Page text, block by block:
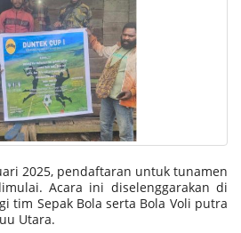
2025, pendaftaran untuk tunamen
Acara ini diselenggarakan di
tim Sepak Bola serta Bola Voli putra
Utara.